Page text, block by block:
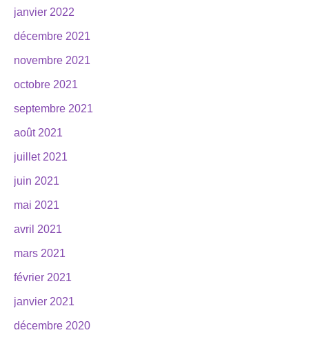
janvier 2022
décembre 2021
novembre 2021
octobre 2021
septembre 2021
août 2021
juillet 2021
juin 2021
mai 2021
avril 2021
mars 2021
février 2021
janvier 2021
décembre 2020